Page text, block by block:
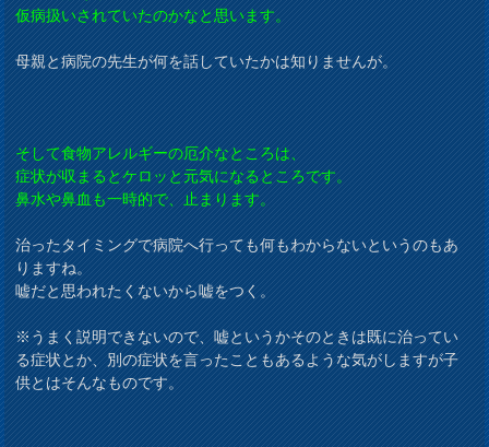
仮病扱いされていたのかなと思います。
母親と病院の先生が何を話していたかは知りませんが。
そして食物アレルギーの厄介なところは、
症状が収まるとケロッと元気になるところです。
鼻水や鼻血も一時的で、止まります。
治ったタイミングで病院へ行っても何もわからないというのもあ
りますね。
嘘だと思われたくないから嘘をつく。
※うまく説明できないので、嘘というかそのときは既に治ってい
る症状とか、別の症状を言ったこともあるような気がしますが子
供とはそんなものです。